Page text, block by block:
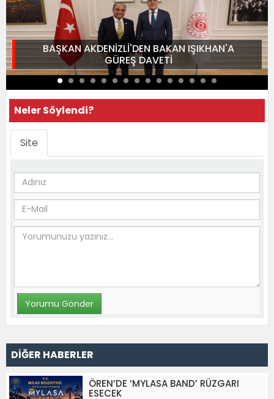
BAŞKAN AKDENİZLİ'DEN BAKAN IŞIKHAN'A
GÜREŞ DAVETİ
Neler Söylendi?
Site
DİĞER HABERLER
ÖREN’DE ‘MYLASA BAND’ RÜZGARI
ESECEK